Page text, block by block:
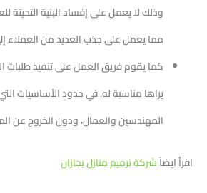
وذلك لا يعمل على إفساد البنية التحيتة
مما يعمل على جذب العديد من العملاء
كما يقوم فريق العمل على تنفيذ طلبات
يراها مناسبة له. في حدود الأساسيات
المهندسين والعمال، ودون الخروج عن
اقرأ ايضاًشركة ترميم منازل بجازان